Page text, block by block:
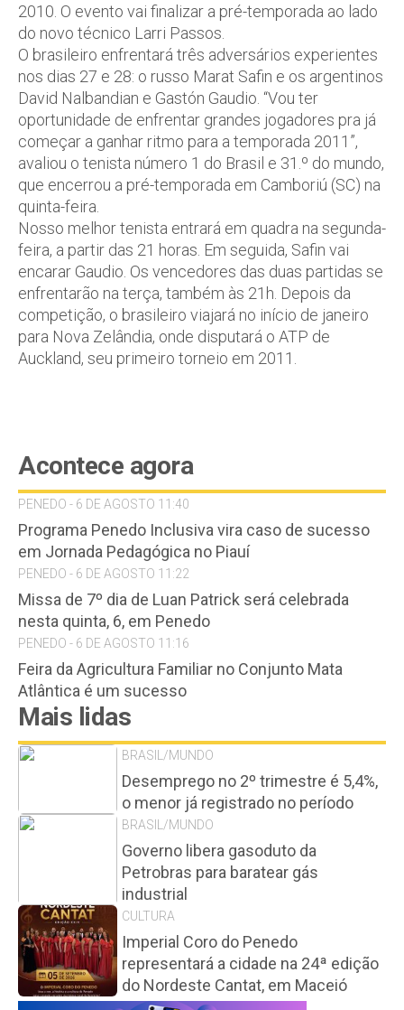
2010. O evento vai finalizar a pré-temporada ao lado
do novo técnico Larri Passos.
O brasileiro enfrentará três adversários experientes
nos dias 27 e 28: o russo Marat Safin e os argentinos
David Nalbandian e Gastón Gaudio. “Vou ter
oportunidade de enfrentar grandes jogadores pra já
começar a ganhar ritmo para a temporada 2011”,
avaliou o tenista número 1 do Brasil e 31.º do mundo,
que encerrou a pré-temporada em Camboriú (SC) na
quinta-feira.
Nosso melhor tenista entrará em quadra na segunda-
feira, a partir das 21 horas. Em seguida, Safin vai
encarar Gaudio. Os vencedores das duas partidas se
enfrentarão na terça, também às 21h. Depois da
competição, o brasileiro viajará no início de janeiro
para Nova Zelândia, onde disputará o ATP de
Auckland, seu primeiro torneio em 2011.
Acontece agora
PENEDO - 6 DE AGOSTO 11:40
Programa Penedo Inclusiva vira caso de sucesso
em Jornada Pedagógica no Piauí
PENEDO - 6 DE AGOSTO 11:22
Missa de 7º dia de Luan Patrick será celebrada
nesta quinta, 6, em Penedo
PENEDO - 6 DE AGOSTO 11:16
Feira da Agricultura Familiar no Conjunto Mata
Atlântica é um sucesso
Mais lidas
BRASIL/MUNDO
Desemprego no 2º trimestre é 5,4%,
o menor já registrado no período
BRASIL/MUNDO
Governo libera gasoduto da
Petrobras para baratear gás
industrial
CULTURA
Imperial Coro do Penedo
representará a cidade na 24ª edição
do Nordeste Cantat, em Maceió